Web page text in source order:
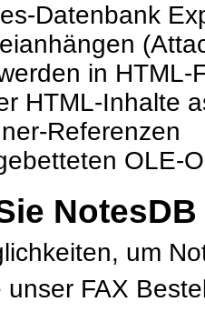
Datenbank
in HTML-
HTML-Inhalte
Referenzen
OLE-
um
FAX